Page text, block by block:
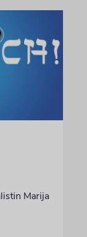
Marija